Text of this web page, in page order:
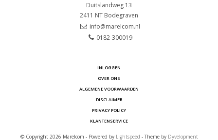
Duitslandweg 13
2411 NT Bodegraven
info@marelcom.nl
0182-300019
INLOGGEN
OVER ONS
ALGEMENE VOORWAARDEN
DISCLAIMER
PRIVACY POLICY
KLANTENSERVICE
© Copyright 2026 Marelcom - Powered by Lightspeed - Theme by Dyvelopment